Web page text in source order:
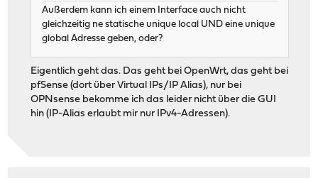
Außerdem kann ich einem Interface auch nicht
gleichzeitig ne statische unique local UND eine unique
global Adresse geben, oder?
Eigentlich geht das. Das geht bei OpenWrt, das geht bei
pfSense (dort über Virtual IPs/IP Alias), nur bei
OPNsense bekomme ich das leider nicht über die GUI
hin (IP-Alias erlaubt mir nur IPv4-Adressen).